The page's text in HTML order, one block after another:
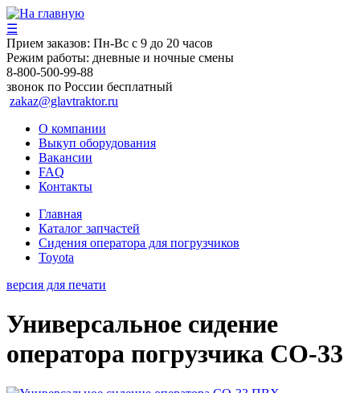
☰
Прием заказов: Пн-Вс с 9 до 20 часов
Режим работы: дневные и ночные смены
8-800-500-99-88
звонок по России бесплатный
zakaz@glavtraktor.ru
О компании
Выкуп оборудования
Вакансии
FAQ
Контакты
Главная
Каталог запчастей
Сидения оператора для погрузчиков
Toyota
версия для печати
Универсальное сидение
оператора погрузчика CO-33